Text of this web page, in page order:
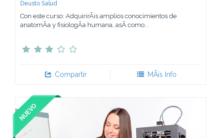
Deusto Salud
Con este curso: AdquirirÃ¡s amplios conocimientos de
anatomÃ­a y fisiologÃ­a humana, asÃ­ como...
Compartir MÃ¡s Info